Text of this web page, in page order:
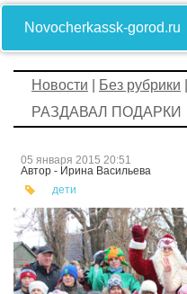
Novocherkassk-gorod.ru
Новости Без рубрики
РАЗДАВАЛ ПОДАРКИ
05 января 2015 20:51
Автор - Ирина Васильева
дети